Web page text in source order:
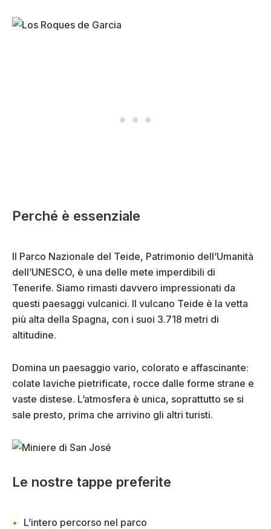
Perché è essenziale
Il Parco Nazionale del Teide, Patrimonio dell’Umanità
dell’UNESCO, è una delle mete imperdibili di
Tenerife. Siamo rimasti davvero impressionati da
questi paesaggi vulcanici. Il vulcano Teide è la vetta
più alta della Spagna, con i suoi 3.718 metri di
altitudine.
Domina un paesaggio vario, colorato e affascinante:
colate laviche pietrificate, rocce dalle forme strane e
vaste distese. L’atmosfera è unica, soprattutto se si
sale presto, prima che arrivino gli altri turisti.
Le nostre tappe preferite
L’intero percorso nel parco